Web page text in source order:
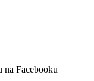
na Facebooku